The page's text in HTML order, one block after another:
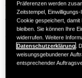
7. Juni in Regens­burg
Thema noch weiter
ermutigt werden,
Entscheidung zu
der Organ­spende
Präferenzen werden
Zeitstempel,
Cookie gespeichert,
bleiben. Sie können Ihre
widerrufen. Weitere
Datenschutzerklärung.
weisungsgebundener
entsprechender